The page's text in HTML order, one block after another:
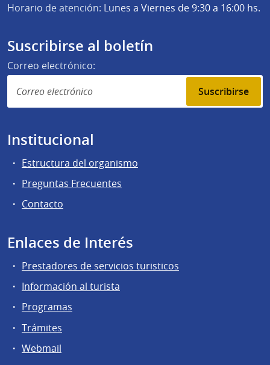
Horario de atención: Lunes a Viernes de 9:30 a 16:00 hs.
Suscribirse al boletín
Correo electrónico:
Suscribirse
Institucional
Estructura del organismo
Preguntas Frecuentes
Contacto
Enlaces de Interés
Prestadores de servicios turisticos
Información al turista
Programas
Trámites
Webmail